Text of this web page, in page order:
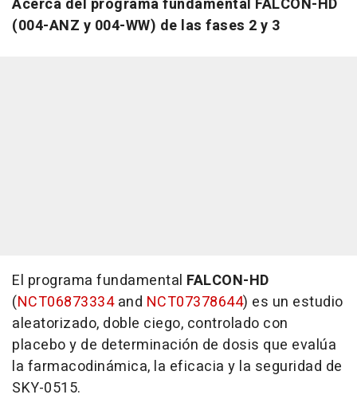
Acerca del programa fundamental FALCON-HD
(004-ANZ y 004-WW) de las fases 2 y 3
El programa fundamental FALCON-HD
(NCT06873334and NCT07378644) es un estudio
aleatorizado, doble ciego, controlado con
placebo y de determinación de dosis que evalúa
la farmacodinámica, la eficacia y la seguridad de
SKY-0515.